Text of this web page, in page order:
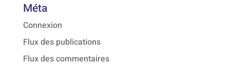
Méta
Connexion
Flux des publications
Flux des commentaires